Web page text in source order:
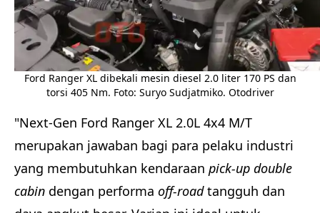
Ford Ranger XL dibekali mesin diesel 2.0 liter 170 PS dan
torsi 405 Nm. Foto: Suryo Sudjatmiko. Otodriver
"Next-Gen Ford Ranger XL 2.0L 4x4 M/T
merupakan jawaban bagi para pelaku industri
yang membutuhkan kendaraan pick-up double
cabin dengan performa off-roadtangguh dan